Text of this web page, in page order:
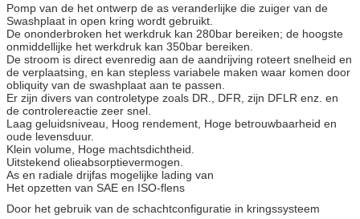
Pomp van de het ontwerp de as veranderlijke die zuiger van de
Swashplaat in open kring wordt gebruikt.
De ononderbroken het werkdruk kan 280bar bereiken; de hoogste
onmiddellijke het werkdruk kan 350bar bereiken.
De stroom is direct evenredig aan de aandrijving roteert snelheid en
de verplaatsing, en kan stepless variabele maken waar komen door
obliquity van de swashplaat aan te passen.
Er zijn divers van controletype zoals DR., DFR, zijn DFLR enz. en
de controlereactie zeer snel.
Laag geluidsniveau, Hoog rendement, Hoge betrouwbaarheid en
oude levensduur.
Klein volume, Hoge machtsdichtheid.
Uitstekend olieabsorptievermogen.
As en radiale drijfas mogelijke lading van
Het opzetten van SAE en ISO-flens
Door het gebruik van de schachtconfiguratie in kringssysteem